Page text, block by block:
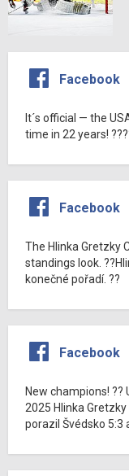
Facebook
It´s official — the
time in 22 years!
Facebook
The Hlinka Gretzky
standings look.
konečné pořadí. ??
Facebook
New champions!
2025 Hlinka Gretzky
porazil Švédsko 5:3